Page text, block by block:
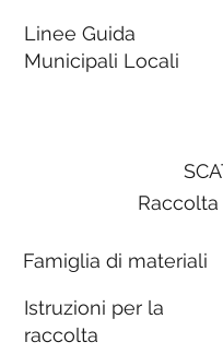
Famiglia di materiali
Istruzioni per la
raccolta
Linee Guida
Municipali Locali